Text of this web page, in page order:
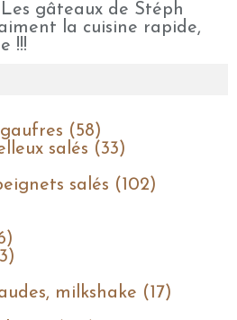
la cuisine rapide,
!!!
(58)
salés (33)
salés (102)
milkshake (17)